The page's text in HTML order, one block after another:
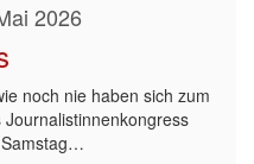
2026
noch nie haben sich zum